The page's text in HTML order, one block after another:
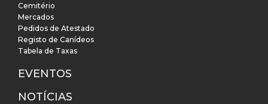
Cemitério
Mercados
Pedidos de Atestado
Registo de Canídeos
Tabela de Taxas
EVENTOS
NOTÍCIAS